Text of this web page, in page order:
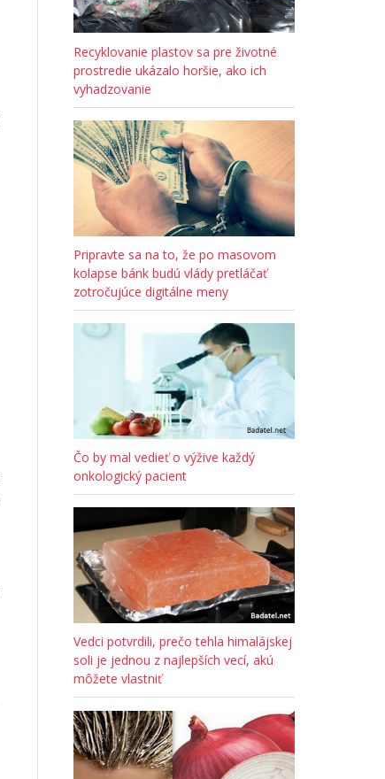
Recyklovanie plastov sa pre životné
prostredie ukázalo horšie, ako ich
vyhadzovanie
Pripravte sa na to, že po masovom
kolapse bánk budú vlády pretláčať
zotročujúce digitálne meny
Čo by mal vedieť o výžive každý
onkologický pacient
Vedci potvrdili, prečo tehla himalájskej
soli je jednou z najlepších vecí, akú
môžete vlastniť